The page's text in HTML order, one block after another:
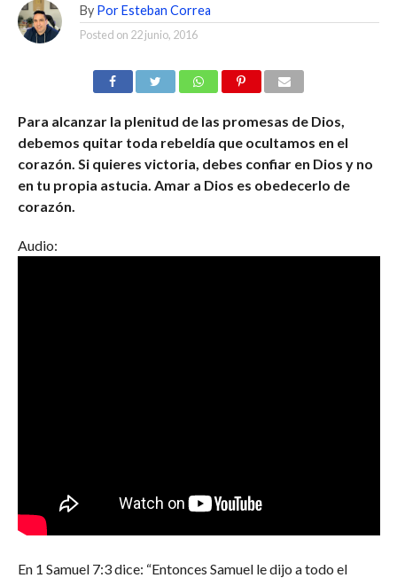
By Por Esteban Correa
Posted on 22 junio, 2016
Para alcanzar la plenitud de las promesas de Dios,
debemos quitar toda rebeldía que ocultamos en el
corazón. Si quieres victoria, debes confiar en Dios y no
en tu propia astucia. Amar a Dios es obedecerlo de
corazón.
Audio:
En 1 Samuel 7:3 dice: “Entonces Samuel le dijo a todo el